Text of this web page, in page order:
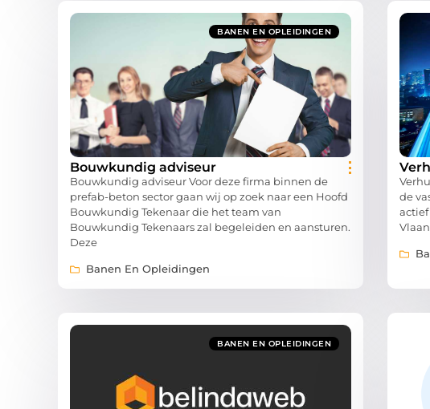
BANEN EN OPLEIDINGEN
Bouwkundig adviseur
Bouwkundig adviseur Voor deze firma binnen de
prefab-beton sector gaan wij op zoek naar een Hoofd
Bouwkundig Tekenaar die het team van
Bouwkundig Tekenaars zal begeleiden en aansturen.
Deze
Banen En Opleidingen
de
actief
BANEN EN OPLEIDINGEN